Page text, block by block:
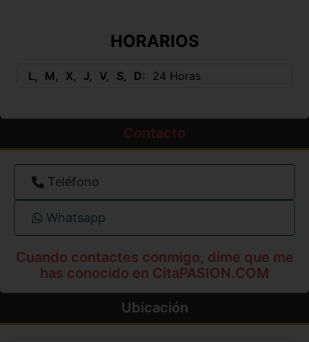
HORARIOS
L M X J V S D 24 Horas
Contacto
Teléfono
Whatsapp
Cuando contactes conmigo, dime que me
has conocido en CitaPASION.COM
Ubicación